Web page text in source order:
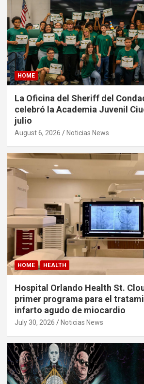
HOME
La Oficina del Sheriff del
celebró la Academia Juvenil
julio
August 6, 2026 Noticias News
HOME HEALTH
Hospital Orlando Health St.
primer programa para el
infarto agudo de miocardio
July 30, 2026 Noticias News